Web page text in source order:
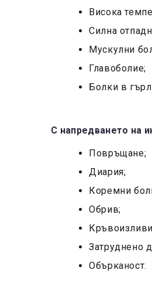
Висока
Силна
Мускулни
Главоболие;
Болки в
С напредването на
Повръщане;
Диария;
Коремни
Обрив;
Затруднено
Обърканост.